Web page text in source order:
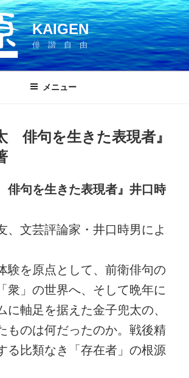
KAIGEN
俳 諧 自 由
メニュー
俳句を生きた表現者』
俳句を生きた表現者』井口時
、文芸評論家・井口時男によ
験を原点として、前衛俳句の
衆」の世界へ、そして晩年に
に軸足を据えた金子兜太の、
ものは何だったのか。戦後精
る比類なき「存在者」の根源